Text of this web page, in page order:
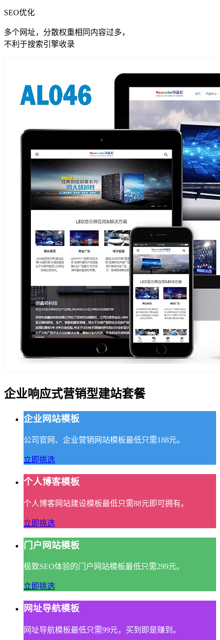
SEO优化
多个网址，分散权重相同内容过多，
不利于搜索引擎收录
企业响应式营销型建站套餐
企业网站模板
公司官网、企业营销网站模板最低只需188元。
立即挑选
个人博客模板
个人博客网站建设模板最低只需88元即可拥有。
立即挑选
门户网站模板
极致SEO体验的门户网站模板最低只需299元。
立即挑选
网址导航模板
网址导航模板最低只需99元，买到即是赚到。